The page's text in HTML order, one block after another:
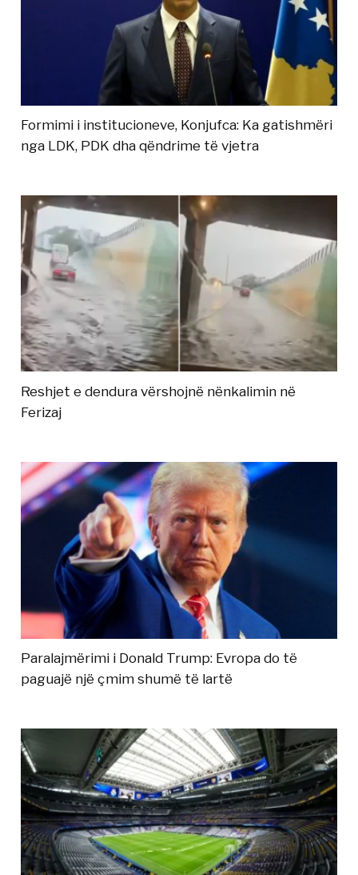
Formimi i institucioneve, Konjufca: Ka gatishmëri
nga LDK, PDK dha qëndrime të vjetra
Reshjet e dendura vërshojnë nënkalimin në
Ferizaj
Paralajmërimi i Donald Trump: Evropa do të
paguajë një çmim shumë të lartë